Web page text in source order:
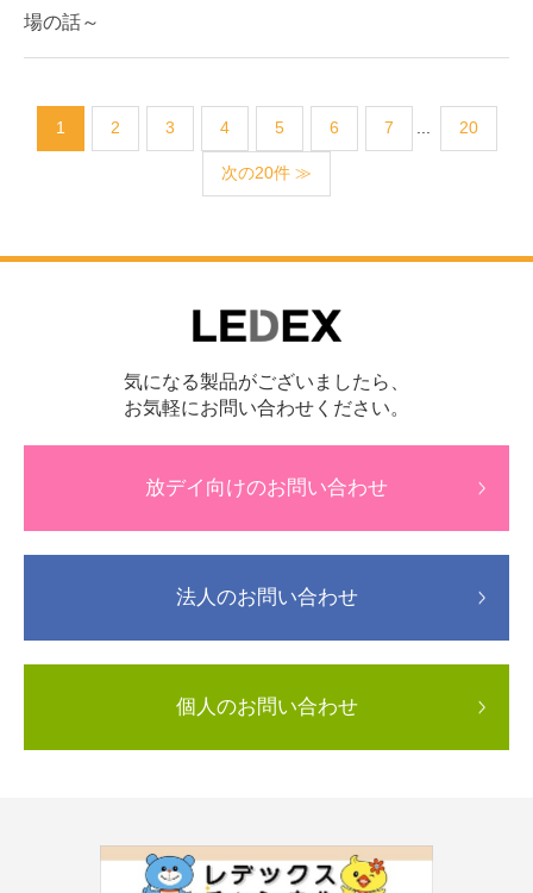
場の話～
1 2 3 4 5 6 7 20
次の20件 ≫
気になる製品がございましたら、
お気軽にお問い合わせください。
放デイ向けのお問い合わせ
法人のお問い合わせ
個人のお問い合わせ